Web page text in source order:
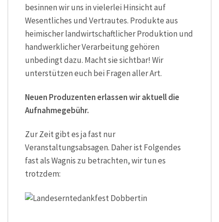
besinnen wir uns in vielerlei Hinsicht auf
Wesentliches und Vertrautes. Produkte aus
heimischer landwirtschaftlicher Produktion und
handwerklicher Verarbeitung gehören
unbedingt dazu. Macht sie sichtbar! Wir
unterstützen euch bei Fragen aller Art.
Neuen Produzenten erlassen wir aktuell die
Aufnahmegebühr.
Zur Zeit gibt es ja fast nur
Veranstaltungsabsagen. Daher ist Folgendes
fast als Wagnis zu betrachten, wir tun es
trotzdem: